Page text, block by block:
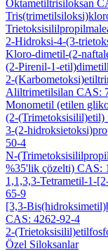
Oktametiltrisiloksan
2-Hidroksi-4-(3-
Kloro-dimetil-(2-
(2-Pirenil-1-
2-
Aliltrimetilsilan CAS:
Monometil (etilen
(2-(Trimetoksisilil)etil)
3-(2-
50-4
N-
%35'lik çözelti) CAS:
1,1,3,3-Tetrametil-1-
65-9
[3,3-
CAS: 4262-92-4
2-
Özel Siloksanlar